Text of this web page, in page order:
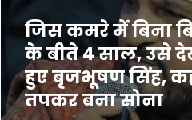
जिस कमरे में बिना
के बीते 4 साल, उसे
हुए बृजभूषण सिंह,
तपकर बना सोना